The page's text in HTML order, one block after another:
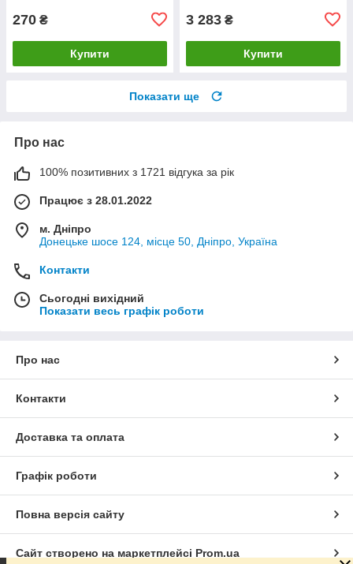
270 ₴
Купити
3 283 ₴
Купити
Показати ще
Про нас
100% позитивних з 1721 відгука за рік
Працює з 28.01.2022
м. Дніпро
Донецьке шосе 124, місце 50, Дніпро, Україна
Контакти
Сьогодні вихідний
Показати весь графік роботи
Про нас
Контакти
Доставка та оплата
Графік роботи
Повна версія сайту
Сайт створено на маркетплейсі Prom.ua